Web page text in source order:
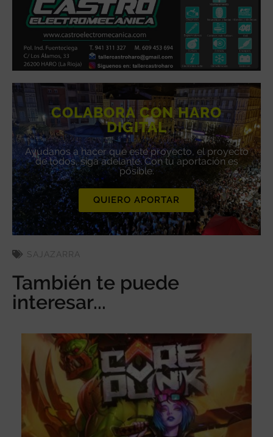
COLABORA CON HARO
DIGITAL
Ayúdanos a hacer que este proyecto, el proyecto
de todos, siga adelante. Con tu aportación es
posible.
QUIERO APORTAR
SAJAZARRA
También te puede
interesar...